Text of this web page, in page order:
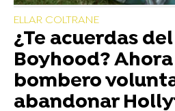
ELLAR COLTRANE
¿Te acuerdas
Boyhood?
bombero
abandonar